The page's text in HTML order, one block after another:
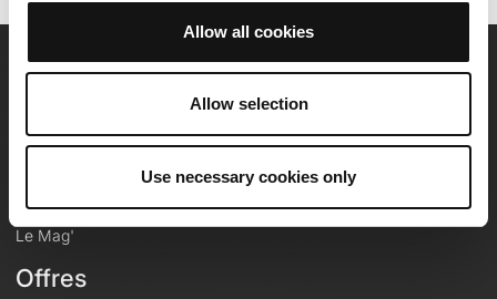
Allow all cookies
Allow selection
Use necessary cookies only
Carrières
Contact
Le Mag'
Offres